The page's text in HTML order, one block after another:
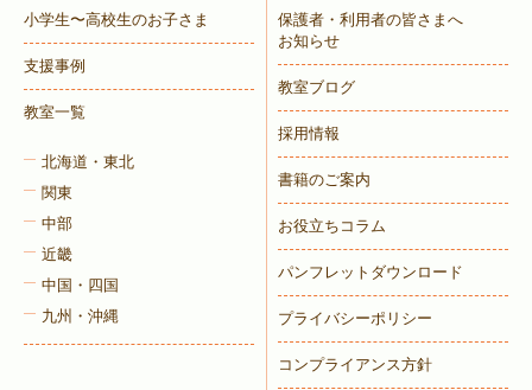
小学生〜高校生のお子さま
支援事例
教室一覧
北海道・東北
関東
中部
近畿
中国・四国
九州・沖縄
保護者・利用者の皆さまへ
お知らせ
教室ブログ
採用情報
書籍のご案内
お役立ちコラム
パンフレットダウンロード
プライバシーポリシー
コンプライアンス方針